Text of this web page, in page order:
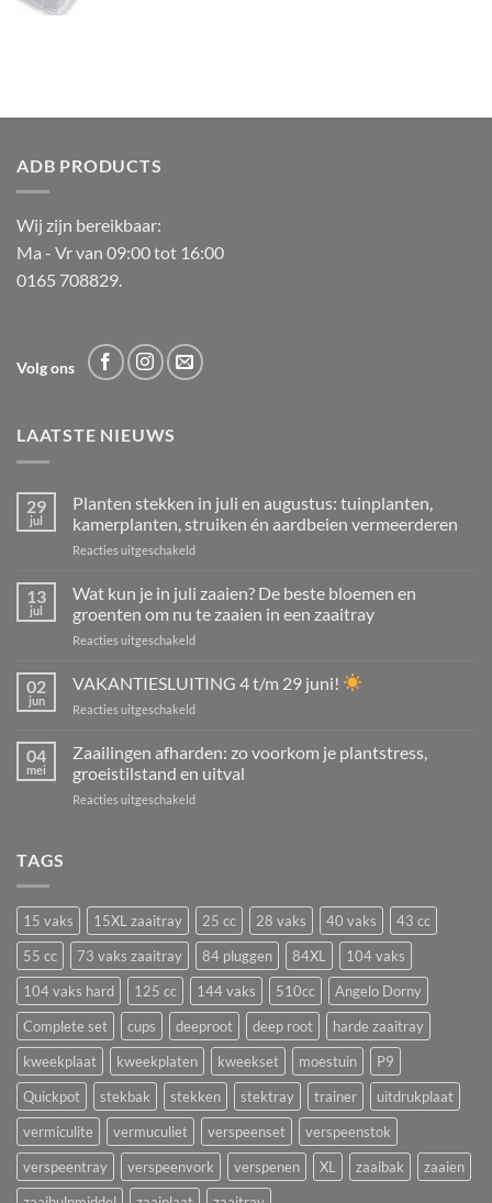
ADB PRODUCTS
Wij zijn bereikbaar:
Ma - Vr van 09:00 tot 16:00
0165 708829.
Volg ons
LAATSTE NIEUWS
29
jul
Planten stekken in juli en augustus: tuinplanten,
kamerplanten, struiken én aardbeien vermeerderen
Reacties uitgeschakeldvoor
stekken
in
juli
en
tuinplanten,
struiken
aardbeien
vermeerderen
13
jul
Wat kun je in juli zaaien? De beste bloemen en
groenten om nu te zaaien in een zaaitray
Reacties uitgeschakeldvoor
kun
je
in
zaaien?
De
bloemen
zaaien
in
een
zaaitray
02
jun
VAKANTIESLUITING 4 t/m 29 juni!
Reacties uitgeschakeldvoor
t/m
29
juni!
04
mei
Zaailingen afharden: zo voorkom je plantstress,
groeistilstand en uitval
Reacties uitgeschakeldvoor
plantstress,
groeistilstand
en
uitval
TAGS
15 vaks 15XL zaaitray 25 cc 28 vaks 40 vaks
43 cc
55 cc
73 vaks zaaitray 84 pluggen 84XL
104 vaks
104 vaks hard
125 cc 144 vaks 510cc
Angelo Dorny
Complete set
cups deeproot deep root
harde zaaitray
kweekplaat
kweekplaten kweekset moestuin
P9
Quickpot
stekbak stekken stektray trainer
uitdrukplaat
vermiculite
vermuculiet verspeenset
verspeenstok
verspeentray
verspeenvork verspenen XL zaaibak
zaaien